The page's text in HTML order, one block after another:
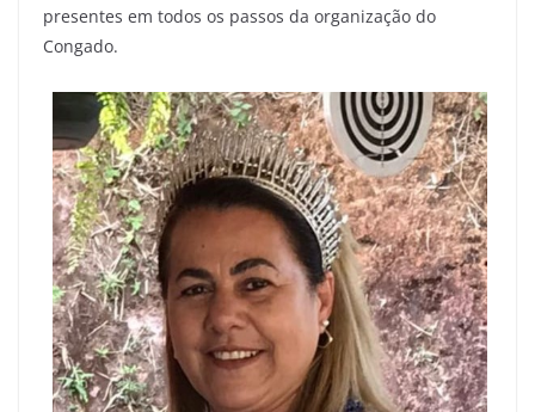
presentes em todos os passos da organização do
Congado.